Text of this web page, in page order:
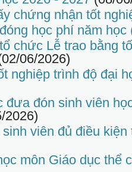
chứng nhận tốt
học phí năm học
chức Lễ trao bằng
06/2026)
nghiệp trình độ đại
đưa đón sinh viên
2026)
viên đủ điều
môn Giáo dục thể